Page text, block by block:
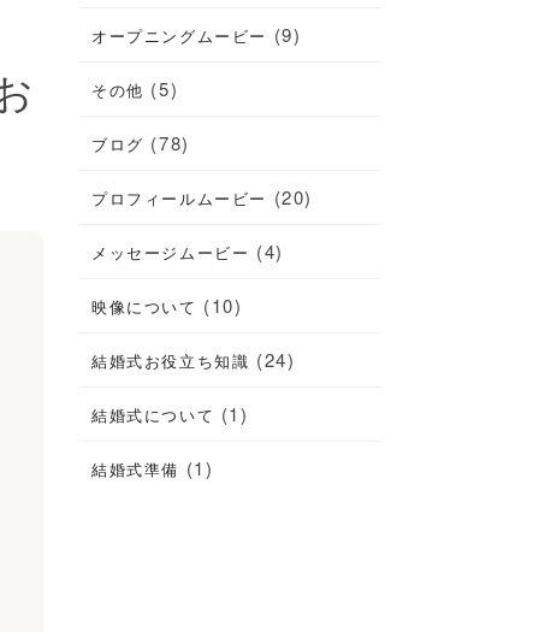
オープニングムービー (9)
その他 (5)
ブログ (78)
プロフィールムービー (20)
メッセージムービー (4)
映像について (10)
結婚式お役立ち知識 (24)
結婚式について (1)
結婚式準備 (1)